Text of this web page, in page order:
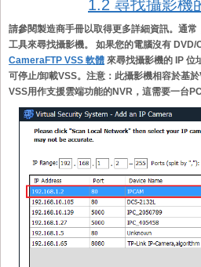
1.2 尋找攝影機
請參閱製造商手冊以取得更多詳細資訊。通
工具來尋找攝影機。 如果您的電腦沒有 DVD/
CameraFTP VSS 軟體 來尋找攝影機的 IP 位
可停止/卸載VSS。注意：此攝影機相容於基
VSS用作支援雲端功能的NVR，這需要一台PC